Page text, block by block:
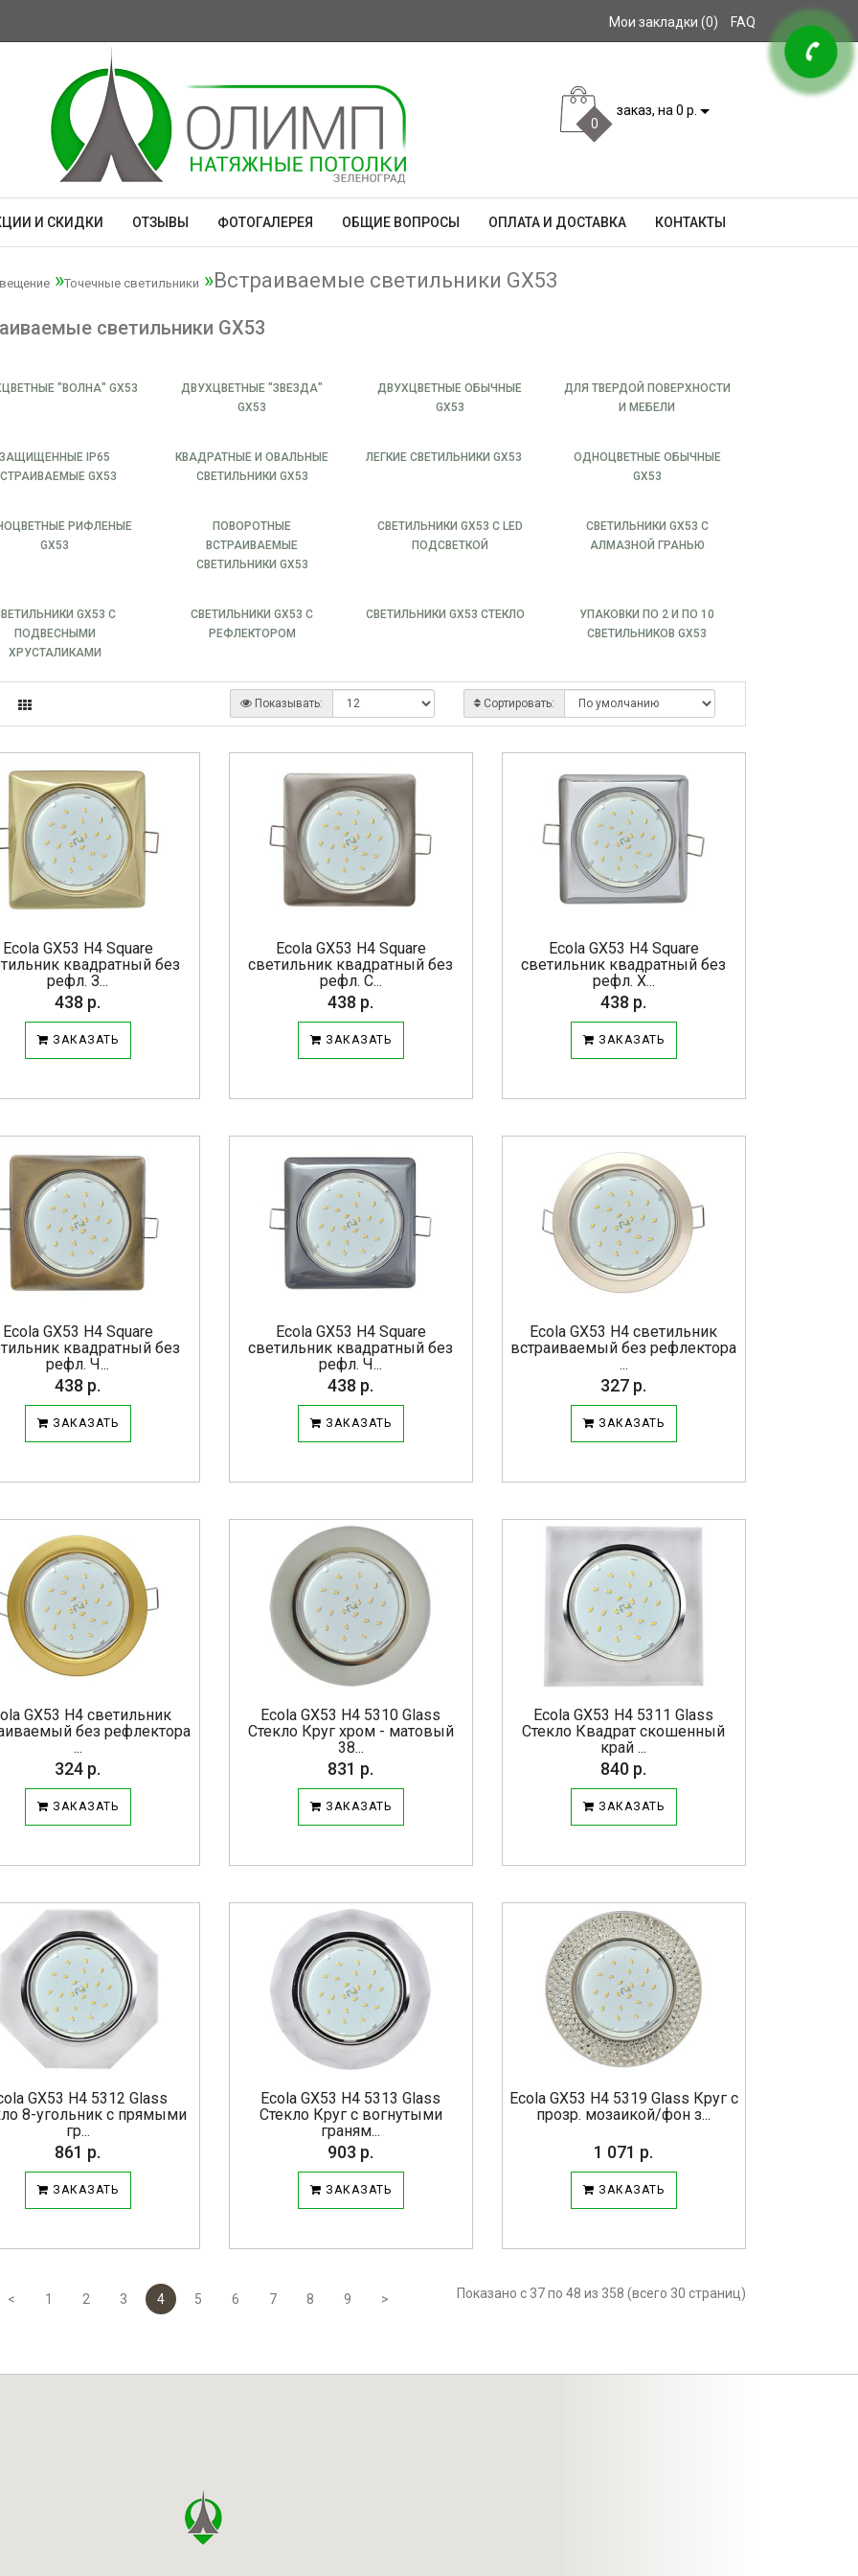
Мои закладки (0) FAQ
0
заказ, на 0 р.
И СКИДКИ ОТЗЫВЫ ФОТОГАЛЕРЕЯ ОБЩИЕ ВОПРОСЫ ОПЛАТА И ДОСТАВКА КОНТАКТЫ
Точечные светильники Встраиваемые светильники GX53
светильники GX53
"ВОЛНА" GX53
ДВУХЦВЕТНЫЕ "ЗВЕЗДА"
GX53
ДВУХЦВЕТНЫЕ ОБЫЧНЫЕ
GX53
ДЛЯ ТВЕРДОЙ ПОВЕРХНОСТИ
И МЕБЕЛИ
ЗАЩИЩЕННЫЕ IP65
GX53
КВАДРАТНЫЕ И ОВАЛЬНЫЕ
СВЕТИЛЬНИКИ GX53
ЛЕГКИЕ СВЕТИЛЬНИКИ GX53
ОДНОЦВЕТНЫЕ ОБЫЧНЫЕ
GX53
РИФЛЕНЫЕ
GX53
ПОВОРОТНЫЕ
ВСТРАИВАЕМЫЕ
СВЕТИЛЬНИКИ GX53
СВЕТИЛЬНИКИ GX53 С LED
ПОДСВЕТКОЙ
СВЕТИЛЬНИКИ GX53 С
АЛМАЗНОЙ ГРАНЬЮ
GX53 С
ПОДВЕСНЫМИ
ХРУСТАЛИКАМИ
СВЕТИЛЬНИКИ GX53 С
РЕФЛЕКТОРОМ
СВЕТИЛЬНИКИ GX53 СТЕКЛО
УПАКОВКИ ПО 2 И ПО 10
СВЕТИЛЬНИКОВ GX53
Сортировать:
Показывать:
Ecola GX53 H4 Square
квадратный без
рефл. З...
438 р.
ЗАКАЗАТЬ
Ecola GX53 H4 Square
светильник квадратный без
рефл. С...
438 р.
ЗАКАЗАТЬ
Ecola GX53 H4 Square
светильник квадратный без
рефл. Х...
438 р.
ЗАКАЗАТЬ
Ecola GX53 H4 Square
квадратный без
рефл. Ч...
438 р.
ЗАКАЗАТЬ
Ecola GX53 H4 Square
светильник квадратный без
рефл. Ч...
438 р.
ЗАКАЗАТЬ
Ecola GX53 H4 светильник
встраиваемый без рефлектора
...
327 р.
ЗАКАЗАТЬ
GX53 H4 светильник
без рефлектора
...
324 р.
ЗАКАЗАТЬ
Ecola GX53 H4 5310 Glass
Стекло Круг хром - матовый
38...
831 р.
ЗАКАЗАТЬ
Ecola GX53 H4 5311 Glass
Стекло Квадрат скошенный
край ...
840 р.
ЗАКАЗАТЬ
GX53 H4 5312 Glass
8-угольник с прямыми
гр...
861 р.
ЗАКАЗАТЬ
Ecola GX53 H4 5313 Glass
Стекло Круг с вогнутыми
граням...
903 р.
ЗАКАЗАТЬ
Ecola GX53 H4 5319 Glass Круг с
прозр. мозаикой/фон з...
1 071 р.
ЗАКАЗАТЬ
< 1 2 3 4 5 6 7 8 9
>
Показано с 37 по 48 из 358 (всего 30 страниц)